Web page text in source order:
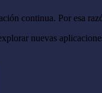
continua. Por esa
nuevas